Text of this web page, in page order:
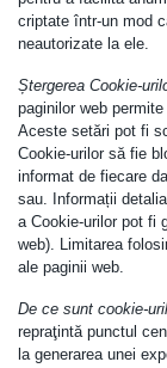
criptate într-un mod
neautorizate la ele.
Ștergerea Cookie-
paginilor web
Aceste setări pot fi
Cookie-urilor să fie
informat de fiecare
sau. Informații
a Cookie-urilor pot fi
web). Limitarea
ale paginii web.
De ce sunt cookie-
repraţintă punctul
la generarea unei